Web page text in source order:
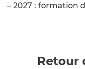
– 2027 : formation
Retour